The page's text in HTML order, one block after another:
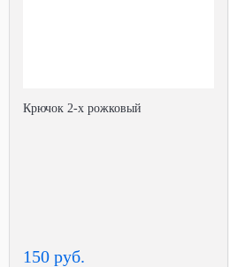
Крючок 2-х рожковый
150 руб.